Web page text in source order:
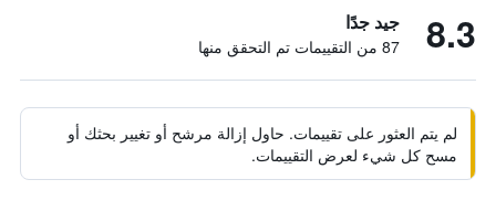
8.3 جيد جدًا
87 من التقييمات تم التحقق منها
لم يتم العثور على تقييمات. حاول إزالة مرشح أو تغيير بحثك أو
مسح كل شيء لعرض التقييمات.